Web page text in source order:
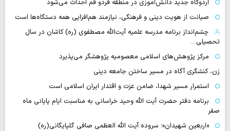
اردوگاه جدید دانش‌آموزی در منطقه فردو قم احداث می‌شود
صیانت از هویت دینی و فرهنگی، نیازمند هم‌افزایی همه دستگاه‌ها است
چشم‌انداز برنامه مدرسه علمیه آیت‌الله مصطفوی (ره) کاشان در سال
تحصیلی…
مرکز پژوهش‌های اسلامی معصومیه پژوهشگر می‌پذیرد
زن، کنشگری آگاه در مسیر ساختن جامعه دینی
استمرار مسیر شهدا، ضامن عزت و اقتدار ایران اسلامی است
برنامه دفتر حضرت آیت الله وحید خراسانی به مناسبت ایام پایانی ماه
صفر
«اربعین شهیدان»؛ سروده آیت الله العظمی صافی گلپایگانی(ره)